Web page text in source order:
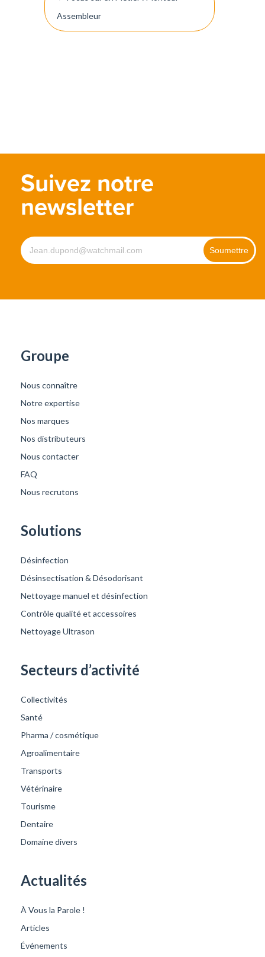
l’article
Assembleur
Suivez notre
newsletter
Groupe
Nous connaître
Notre expertise
Nos marques
Nos distributeurs
Nous contacter
FAQ
Nous recrutons
Solutions
Désinfection
Désinsectisation & Désodorisant
Nettoyage manuel et désinfection
Contrôle qualité et accessoires
Nettoyage Ultrason
Secteurs d’activité
Collectivités
Santé
Pharma / cosmétique
Agroalimentaire
Transports
Vétérinaire
Tourisme
Dentaire
Domaine divers
Actualités
À Vous la Parole !
Articles
Événements